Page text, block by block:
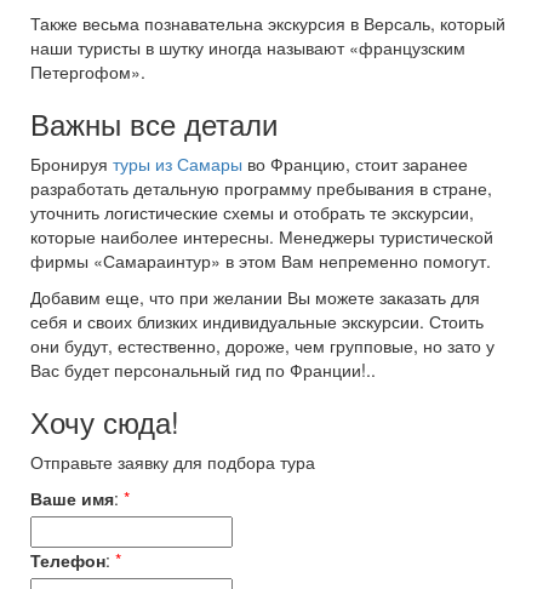
Также весьма познавательна экскурсия в Версаль, который
наши туристы в шутку иногда называют «французским
Петергофом».
Важны все детали
Бронируя туры из Самары во Францию, стоит заранее
разработать детальную программу пребывания в стране,
уточнить логистические схемы и отобрать те экскурсии,
которые наиболее интересны. Менеджеры туристической
фирмы «Самараинтур» в этом Вам непременно помогут.
Добавим еще, что при желании Вы можете заказать для
себя и своих близких индивидуальные экскурсии. Стоить
они будут, естественно, дороже, чем групповые, но зато у
Вас будет персональный гид по Франции!..
Хочу сюда!
Отправьте заявку для подбора тура
Ваше имя: *
Телефон: *